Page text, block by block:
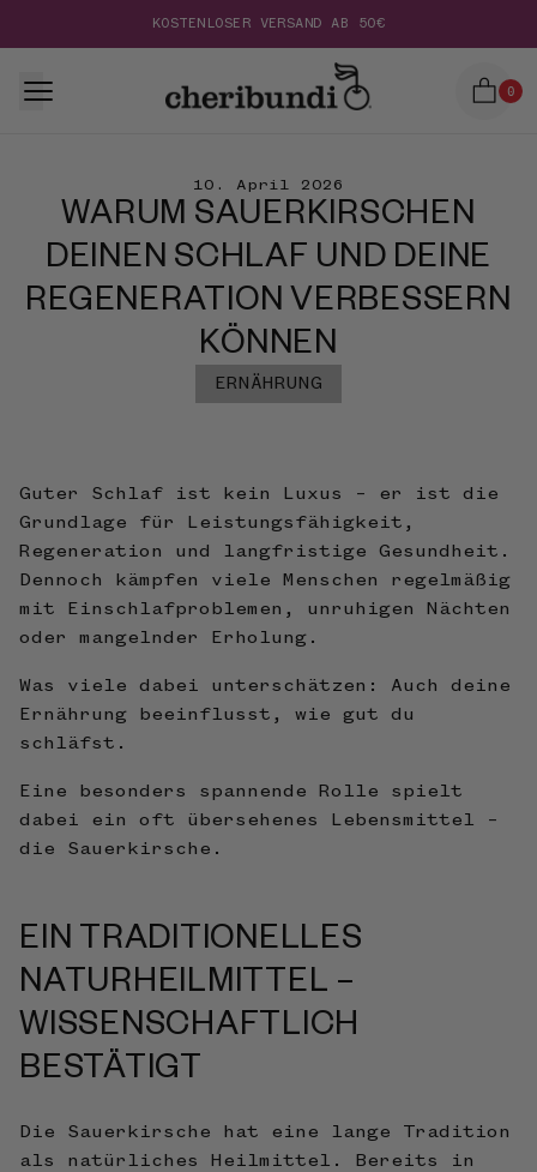
KOSTENLOSER VERSAND AB 50€
0
10. April 2026
WARUM SAUERKIRSCHEN
DEINEN SCHLAF UND DEINE
REGENERATION VERBESSERN
KÖNNEN
ERNÄHRUNG
Guter Schlaf ist kein Luxus – er ist die
Grundlage für Leistungsfähigkeit,
Regeneration und langfristige Gesundheit.
Dennoch kämpfen viele Menschen regelmäßig
mit Einschlafproblemen, unruhigen Nächten
oder mangelnder Erholung.
Was viele dabei unterschätzen: Auch deine
Ernährung beeinflusst, wie gut du
schläfst.
Eine besonders spannende Rolle spielt
dabei ein oft übersehenes Lebensmittel –
die Sauerkirsche.
EIN TRADITIONELLES
NATURHEILMITTEL –
WISSENSCHAFTLICH
BESTÄTIGT
Die Sauerkirsche hat eine lange Tradition
als natürliches Heilmittel. Bereits in